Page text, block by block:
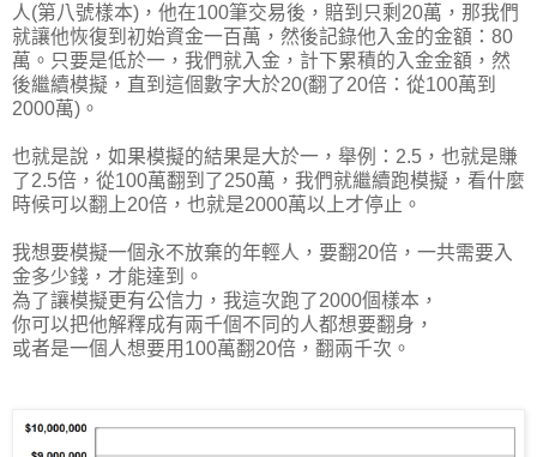
人(第八號樣本)，他在100筆交易後，賠到只剩20萬，那我們
就讓他恢復到初始資金一百萬，然後記錄他入金的金額：80
萬。只要是低於一，我們就入金，計下累積的入金金額，然
後繼續模擬，直到這個數字大於20(翻了20倍：從100萬到
2000萬)。
也就是說，如果模擬的結果是大於一，舉例：2.5，也就是賺
了2.5倍，從100萬翻到了250萬，我們就繼續跑模擬，看什麼
時候可以翻上20倍，也就是2000萬以上才停止。
我想要模擬一個永不放棄的年輕人，要翻20倍，一共需要入
金多少錢，才能達到。
為了讓模擬更有公信力，我這次跑了2000個樣本，
你可以把他解釋成有兩千個不同的人都想要翻身，
或者是一個人想要用100萬翻20倍，翻兩千次。